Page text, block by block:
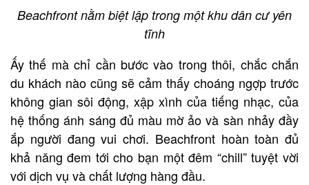
Beachfront nằm biệt lập trong một khu dân cư yên
tĩnh
Ấy thế mà chỉ cần bước vào trong thôi, chắc chắn
du khách nào cũng sẽ cảm thấy choáng ngợp trước
không gian sôi động, xập xình của tiếng nhạc, của
hệ thống ánh sáng đủ màu mờ ảo và sàn nhảy đầy
ắp người đang vui chơi. Beachfront hoàn toàn đủ
khả năng đem tới cho bạn một đêm “chill” tuyệt vời
với dịch vụ và chất lượng hàng đầu.